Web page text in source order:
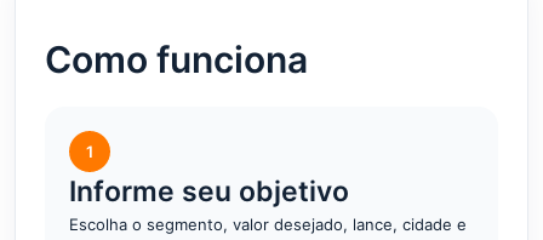
Como funciona
1
Informe seu objetivo
Escolha o segmento, valor desejado, lance, cidade e